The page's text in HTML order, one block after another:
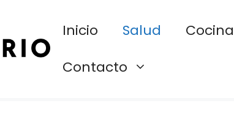
Inicio Salud Cocina
Contacto